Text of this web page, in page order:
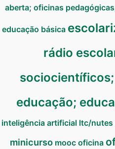
aberta; oficinas
educação básica
rádio
educação;
inteligência artificial ltc/nutes
minicurso mooc oficina